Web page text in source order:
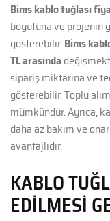
Bims kablo tuğlası
boyutuna ve projenin
gösterebilir.Bims
TL arasında
sipariş miktarına ve
gösterebilir. Toplu
mümkündür. Ayrıca,
daha az bakım ve
avantajlıdır.
KABLO
EDILMESI